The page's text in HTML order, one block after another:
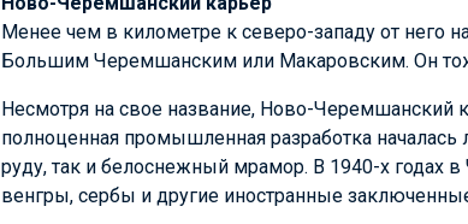
Менее чем в километре к северо-западу от него
Большим Черемшанским или Макаровским. Он
Несмотря на свое название, Ново-Черемшанский
полноценная промышленная разработка
руду, так и белоснежный мрамор. В 1940-х
венгры, сербы и другие иностранные